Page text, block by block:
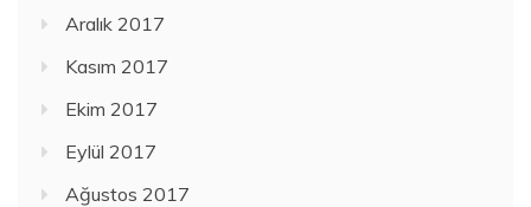
Aralık 2017
Kasım 2017
Ekim 2017
Eylül 2017
Ağustos 2017